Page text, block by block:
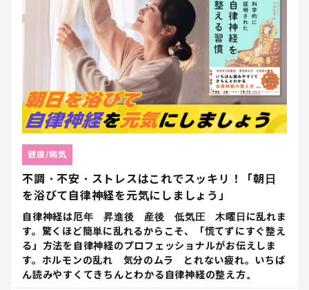
不調・不安・ストレスはこれでスッキリ！「朝日
を浴びて自律神経を元気にしましょう」
自律神経は厄年 昇進後 産後 低気圧 木曜日に乱れま
す。驚くほど簡単に乱れるからこそ、「慌てずにすぐ整え
る」方法を自律神経のプロフェッショナルがお伝えしま
す。ホルモンの乱れ 気分のムラ とれない疲れ。いちば
ん読みやすくてきちんとわかる自律神経の整え方。
健康/病気